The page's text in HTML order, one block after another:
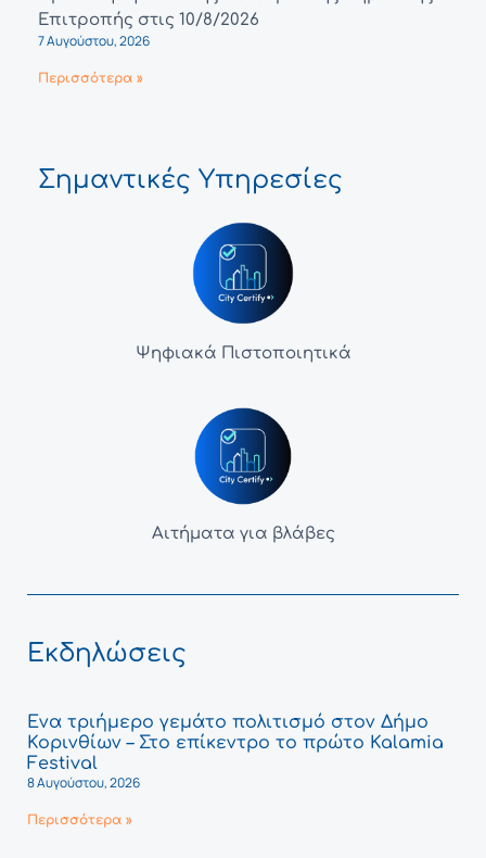
Επιτροπής στις 10/8/2026
7 Αυγούστου, 2026
Περισσότερα »
Σημαντικές Υπηρεσίες
Ψηφιακά Πιστοποιητικά
Αιτήματα για βλάβες
Εκδηλώσεις
Ένα τριήμερο γεμάτο πολιτισμό στον Δήμο
Κορινθίων – Στο επίκεντρο το πρώτο Kalamia
Festival
8 Αυγούστου, 2026
Περισσότερα »